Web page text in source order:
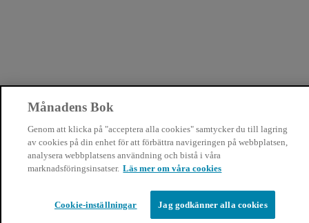
Månadens Bok
Genom att klicka på "acceptera alla cookies" samtycker du till lagring
av cookies på din enhet för att förbättra navigeringen på webbplatsen,
analysera webbplatsens användning och bistå i våra
marknadsföringsinsatser. Läs mer om våra cookies
Cookie-inställningar Jag godkänner alla cookies